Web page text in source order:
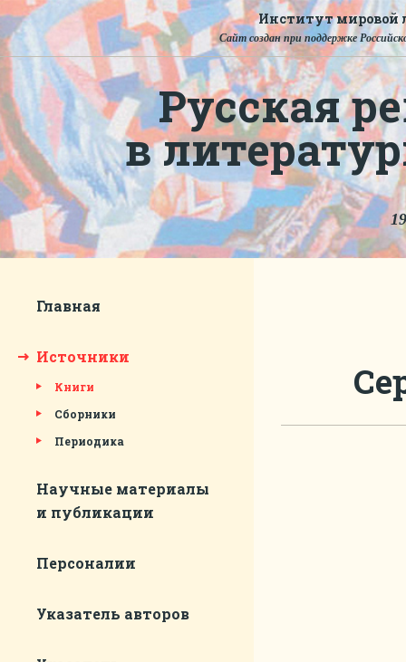
Институт мировой
Сайт создан при поддержке
Русская
в
Главная
Источники
Книги
Сборники
Периодика
Научные материалы
и публикации
Персоналии
Указатель авторов